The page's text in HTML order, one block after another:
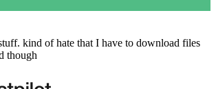
kind of hate that I have to download files
though